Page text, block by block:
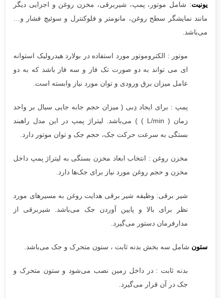
یونیت: شامل موتور، پمپ، شیربرقی، مخزن روغن و اجزایی دیگر
مانند نمایشگر سطح روغن، مانومتر و فلوکنترل و سوئیچ فشار و…
می‌باشد.
موتور : الکتروموتور مورد استفاده در بولارد هیدرولیک استوانه
ای می تواند به دو صورت تک فاز و سه فاز باشد که به دو
عامل میزان برق ورودی و توان مورد نیاز وابسته است.
پمپ : برای ایجاد دِبی ( میزان حجم جابه جایی سیال بر واحد
زمان ( L/min ) ) می‌باشد. لیتراژ پمپ در این مدل راهبند
بستگی به سرعت حرکت جک، حجم جک و توان موتور دارد.
مخزن روغن : انتخاب ابعاد مخزن بستگی به لیتراژ پمپ داخل
مخزن و حجم روغن مورد نیاز برای جک‌ها دارد.
شیر برقی: وظیفه شیر برقی هدایت روغن به مسیرهای مورد
نظر برای بالا و پایین آوردن جک می‌باشد. شیربرقی از
مدارفرمان دستور می‌گیرد.
ستون شامل سه بخش بدنه ثابت ، ستون متحرک و جک می‌باشد.
بدنه ثابت : در داخل زمین نصب می‌شود و ستون متحرک و
جک در آن قرار می‌گیرد.